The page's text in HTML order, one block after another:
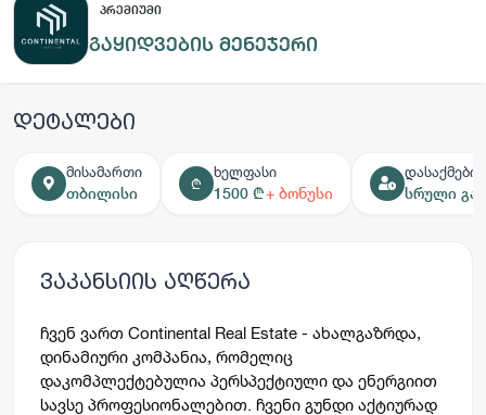
ᲞᲠᲔᲛᲘᲣᲛᲘ
გაყიდვების მენეჯერი
დეტალები
მისამართი
თბილისი
₾
ხელფასი
1500 ₾+ ბონუსი
სრული
ვაკანსიის აღწერა
ჩვენ ვართ Continental Real Estate - ახალგაზრდა,
დინამიური კომპანია, რომელიც
დაკომპლექტებულია პერსპექტიული და ენერგიით
სავსე პროფესიონალებით. ჩვენი გუნდი აქტიურად